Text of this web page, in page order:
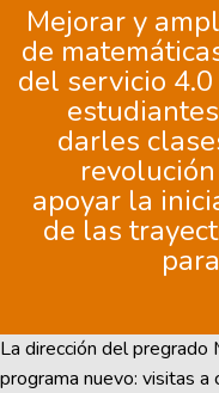
Mejorar y
de
del servicio
darles
apoyar la
de las
La dirección del pregrado
programa nuevo: visitas